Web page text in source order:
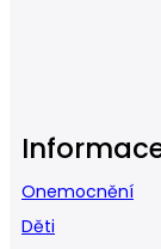
Onemocnění
Děti